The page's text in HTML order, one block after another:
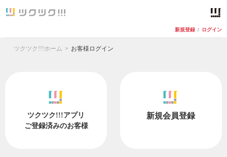
新規登録 / ログイン
ツクツク!!!ホーム お客様ログイン
ツクツク!!!アプリ
ご登録済みのお客様
新規会員登録